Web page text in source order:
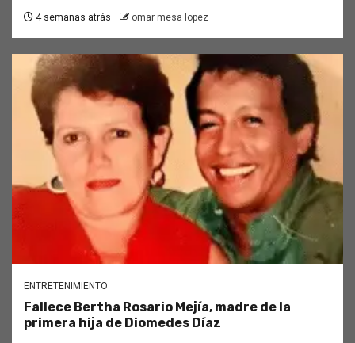
4 semanas atrás omar mesa lopez
ENTRETENIMIENTO
Fallece Bertha Rosario Mejía, madre de la
primera hija de Diomedes Díaz